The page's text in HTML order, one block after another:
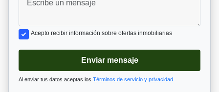
Acepto recibir información sobre ofertas inmobiliarias
Enviar mensaje
Al enviar tus datos aceptas los Términos de servicio y privacidad